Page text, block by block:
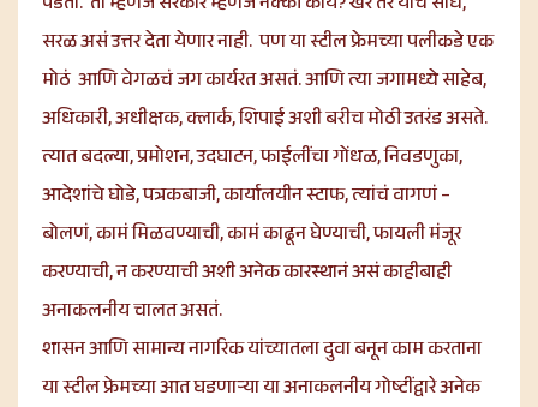
सरळ असं उत्तर देता येणार नाही. पण या स्टील फ्रेमच्या पलीकडे एक
मोठं आणि वेगळचं जग कार्यरत असतं. आणि त्या जगामध्ये साहेब,
अधिकारी, अधीक्षक, क्लार्क, शिपाई अशी बरीच मोठी उतरंड असते.
त्यात बदल्या, प्रमोशन, उदघाटन, फाईलींचा गोंधळ, निवडणुका,
आदेशांचे घोडे, पत्रकबाजी, कार्यालयीन स्टाफ, त्यांचं वागणं –
बोलणं, कामं मिळवण्याची, कामं काढून घेण्याची, फायली मंजूर
करण्याची, न करण्याची अशी अनेक कारस्थानं असं काहीबाही
अनाकलनीय चालत असतं.
शासन आणि सामान्य नागरिक यांच्यातला दुवा बनून काम करताना
या स्टील फ्रेमच्या आत घडणाऱ्या या अनाकलनीय गोष्टींद्वारे अनेक